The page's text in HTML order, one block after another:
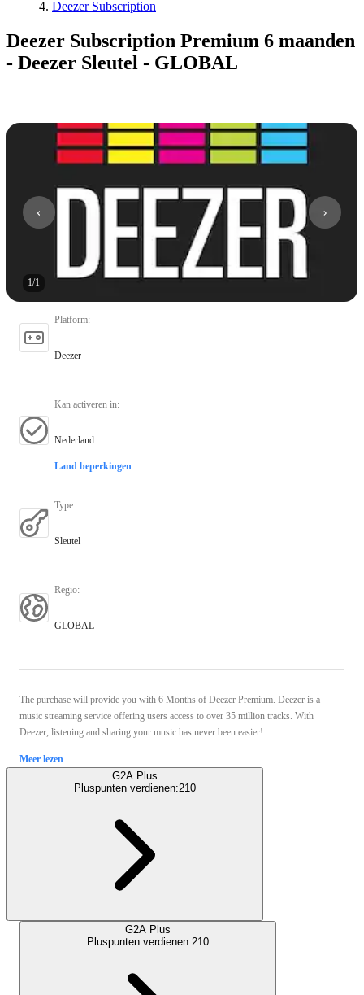
Deezer Subscription
Deezer Subscription Premium 6 maanden
- Deezer Sleutel - GLOBAL
1/1
Platform:
Deezer
Kan activeren in:
Nederland
Land beperkingen
Type:
Sleutel
Regio:
GLOBAL
The purchase will provide you with 6 Months of Deezer Premium. Deezer is a
music streaming service offering users access to over 35 million tracks. With
Deezer, listening and sharing your music has never been easier!
Meer lezen
G2A Plus
Pluspunten verdienen:210
G2A Plus
Pluspunten verdienen:210